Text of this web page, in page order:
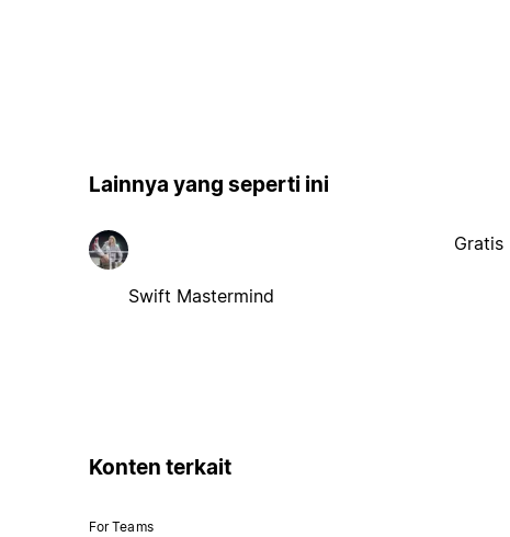
Lainnya yang seperti ini
Swift Mastermind
Gratis
Konten terkait
For Teams